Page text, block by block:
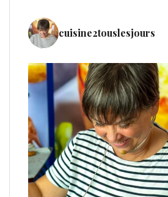
cuisine2touslesjours